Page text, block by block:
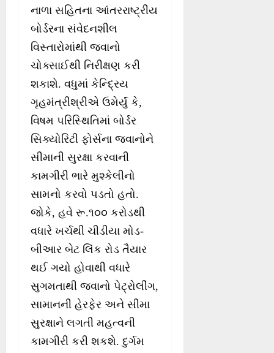
નાળા સહિતના આંતરરાષ્ટ્રીય
બોર્ડરના સંવેદનશીલ
વિસ્તારોમાંથી જવાનો
ચોક્સાઈથી નિરીક્ષણ કરી
શકાશે. વધુમાં કેન્દ્રિય
ગૃહમંત્રીશ્રીએ ઉમેર્યું કે,
વિષમ પરિસ્થિતિમાં બોર્ડર
સિક્યોરિટી ફોર્સના જવાનોને
સીમાની સુરક્ષા કરવાની
કામગીરી ભારે મુશ્કેલીનો
સામનો કરવો પડતો હતો.
જોકે, હવે રૂ.૧૦૦ કરોડથી
વધારે ખર્ચથી ચીડીયા મોડ-
બીઆર બેટ લિંક રોડ તૈયાર
થઈ ગયો હોવાથી વધારે
સુગમતાથી જવાનો પેટ્રોલીંગ,
સામાનની હેરફેર અને સીમા
સુરક્ષાને લગતી મહત્વની
કામગીરી કરી શકશે. દુર્ગમ